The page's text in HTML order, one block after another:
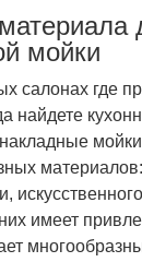
мойки
салонах где
найдете
имеет